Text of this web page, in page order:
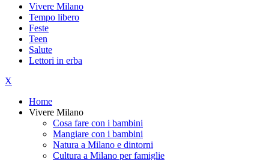
Vivere Milano
Tempo libero
Feste
Teen
Salute
Lettori in erba
X
Home
Vivere Milano
Cosa fare con i bambini
Mangiare con i bambini
Natura a Milano e dintorni
Cultura a Milano per famiglie